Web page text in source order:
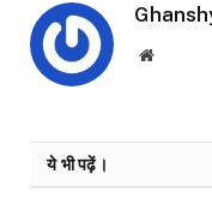
Website
ये भी पढ़ें।